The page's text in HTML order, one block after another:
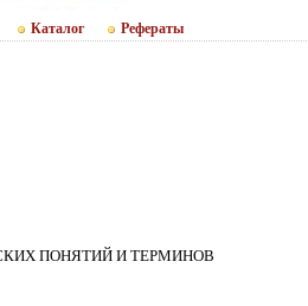
Каталог Рефераты
ПОНЯТИЙ И ТЕРМИНОВ